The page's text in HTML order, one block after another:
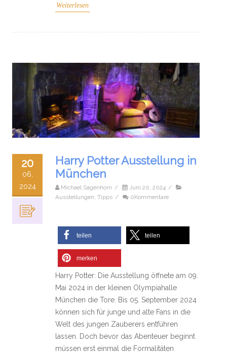
Weiterlesen
20
06,
2024
Harry Potter Ausstellung in
München
Michael Sagenhorn / Juni 20, 2024 /
Ausstellungen, Tipps / 0Kommentare
teilen teilen
merken
Harry Potter: Die Ausstellung öffnete am 09.
Mai 2024 in der kleinen Olympiahalle
München die Tore. Bis 05. September 2024
können sich für junge und alte Fans in die
Welt des jungen Zauberers entführen
lassen. Doch bevor das Abenteuer beginnt
müssen erst einmal die Formalitäten